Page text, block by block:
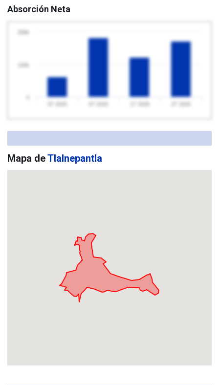
Absorción Neta
Mapa deTlalnepantla